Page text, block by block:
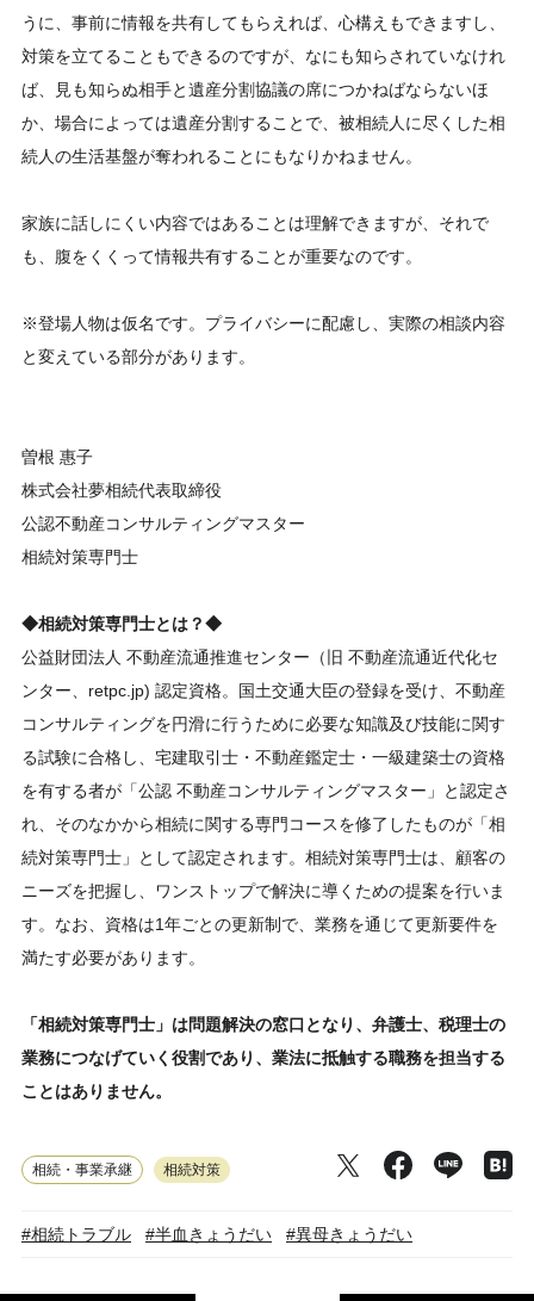
うに、事前に情報を共有してもらえれば、心構えもできますし、
対策を立てることもできるのですが、なにも知らされていなけれ
ば、見も知らぬ相手と遺産分割協議の席につかねばならないほ
か、場合によっては遺産分割することで、被相続人に尽くした相
続人の生活基盤が奪われることにもなりかねません。
家族に話しにくい内容ではあることは理解できますが、それで
も、腹をくくって情報共有することが重要なのです。
※登場人物は仮名です。プライバシーに配慮し、実際の相談内容
と変えている部分があります。
曽根 惠子
株式会社夢相続代表取締役
公認不動産コンサルティングマスター
相続対策専門士
◆相続対策専門士とは？◆
公益財団法人 不動産流通推進センター（旧 不動産流通近代化セ
ンター、retpc.jp) 認定資格。国土交通大臣の登録を受け、不動産
コンサルティングを円滑に行うために必要な知識及び技能に関す
る試験に合格し、宅建取引士・不動産鑑定士・一級建築士の資格
を有する者が「公認 不動産コンサルティングマスター」と認定さ
れ、そのなかから相続に関する専門コースを修了したものが「相
続対策専門士」として認定されます。相続対策専門士は、顧客の
ニーズを把握し、ワンストップで解決に導くための提案を行いま
す。なお、資格は1年ごとの更新制で、業務を通じて更新要件を
満たす必要があります。
「相続対策専門士」は問題解決の窓口となり、弁護士、税理士の
業務につなげていく役割であり、業法に抵触する職務を担当する
ことはありません。
相続・事業承継 相続対策
#相続トラブル #半血きょうだい #異母きょうだい